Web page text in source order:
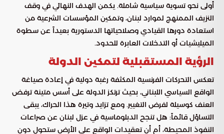
أولى نحو تسوية سياسية شاملة. يكمن الهدف النهائي في وقف
النزيف الممنهج لموارد لبنان، وتمكين المؤسسات الشرعية من
استعادة دورها القيادي وصلاحياتها الدستورية بعيداً عن سطوة
الميليشيات أو التدخلات العابرة للحدود.
الرؤية المستقبلية لتمكين الدولة
تعكس التحركات الفرنسية المكثفة رغبة دولية في إعادة صياغة
الواقع السياسي اللبناني، بحيث ترتكز الدولة على أسس متينة ترفض
العنف كوسيلة لفرض التغيير. ومع تزايد وتيرة هذا الحراك، يبقى
التساؤل قائماً: هل تنجح الدبلوماسية في عزل لبنان عن صراعات
النفوذ المحيطة، أم أن تعقيدات الواقع على الأرض ستحول دون